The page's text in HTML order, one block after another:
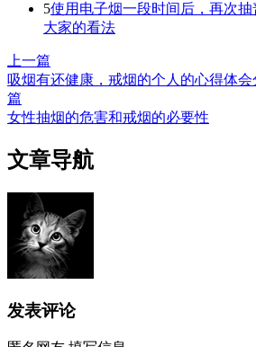
5使用电子烟一段时间后，再次
大家的看法
上一篇
吸烟有还健康，戒烟的个人的心得体会
篇
女性抽烟的危害和戒烟的必要性
文章导航
发表评论